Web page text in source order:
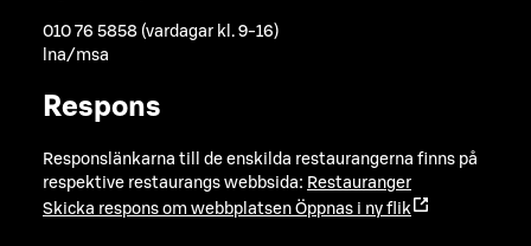
010 76 5858 (vardagar kl. 9-16)
lna/msa
Respons
Responslänkarna till de enskilda restaurangerna finns på
respektive restaurangs webbsida: Restauranger
Skicka respons om webbplatsen Öppnas i ny flik